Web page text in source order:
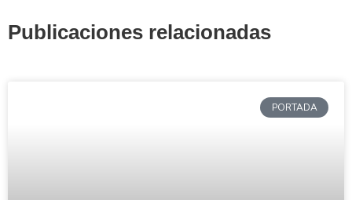
Publicaciones relacionadas
PORTADA